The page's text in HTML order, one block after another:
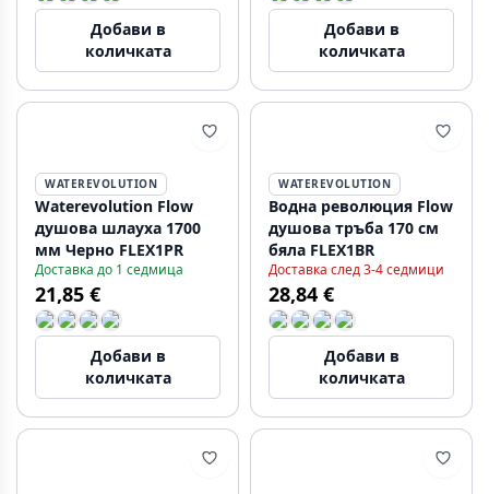
Добави в
количката
Добави в
количката
WATEREVOLUTION
Waterevolution Flow
душова шлауха 1700
мм Черно FLEX1PR
Доставка до 1 седмица
21,85 €
Добави в
количката
WATEREVOLUTION
Водна революция Flow
душова тръба 170 см
бяла FLEX1BR
Доставка след 3-4 седмици
28,84 €
Добави в
количката